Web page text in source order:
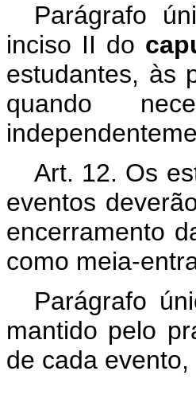
Parágrafo
inciso II do
estudantes, às
quando
Art. 12. Os
eventos
encerramento
como meia-
Parágrafo
mantido pelo
de cada